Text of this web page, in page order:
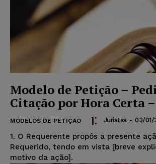
Modelo de Petição –
Citação por Hora Certa –
MODELOS DE PETIÇÃO Juristas - 03/01/
1. O Requerente propôs a presente
Requerido, tendo em vista [breve
motivo da ação].